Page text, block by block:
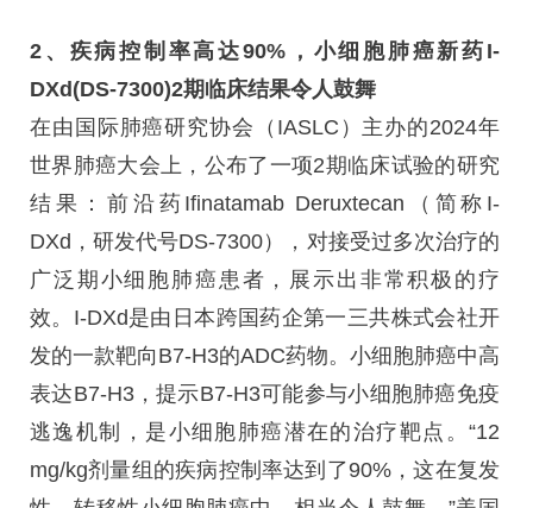
2、疾病控制率高达90%，小细胞肺癌新药I-
DXd(DS-7300)2期临床结果令人鼓舞
在由国际肺癌研究协会（IASLC）主办的2024年
世界肺癌大会上，公布了一项2期临床试验的研究
结果：前沿药Ifinatamab Deruxtecan（简称I-
DXd，研发代号DS-7300），对接受过多次治疗的
广泛期小细胞肺癌患者，展示出非常积极的疗
效。I-DXd是由日本跨国药企第一三共株式会社开
发的一款靶向B7-H3的ADC药物。小细胞肺癌中高
表达B7-H3，提示B7-H3可能参与小细胞肺癌免疫
逃逸机制，是小细胞肺癌潜在的治疗靶点。“12
mg/kg剂量组的疾病控制率达到了90%，这在复发